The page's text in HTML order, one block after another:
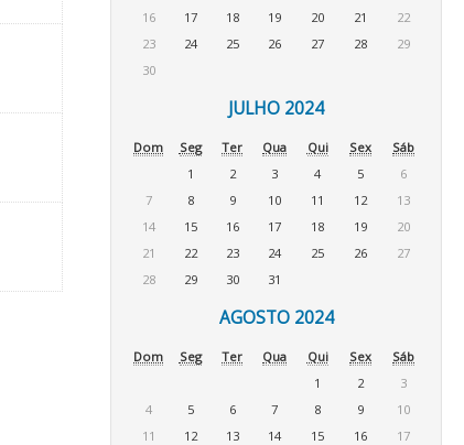
16
17 18 19 20 21
22
23
24 25 26 27 28
29
30
JULHO 2024
Dom Seg Ter Qua Qui Sex
Sáb
1
2 3 4 5
6
7
8 9 10 11 12
13
14
15 16 17 18 19
20
21
22 23 24 25 26
27
28
29 30 31
AGOSTO 2024
Dom Seg Ter Qua Qui Sex
Sáb
1
2
3
4
5 6 7 8 9
10
11
12 13 14 15 16 17